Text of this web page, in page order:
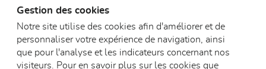
Gestion des cookies
Notre site utilise des cookies afin d'améliorer et de
personnaliser votre expérience de navigation, ainsi
que pour l'analyse et les indicateurs concernant nos
visiteurs. Pour en savoir plus sur les cookies que